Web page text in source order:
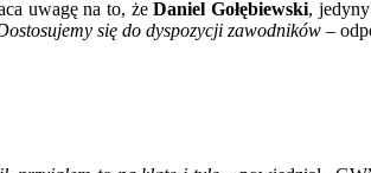
uwagę na to, żeDaniel Gołębiewski,
się do dyspozycji zawodników –